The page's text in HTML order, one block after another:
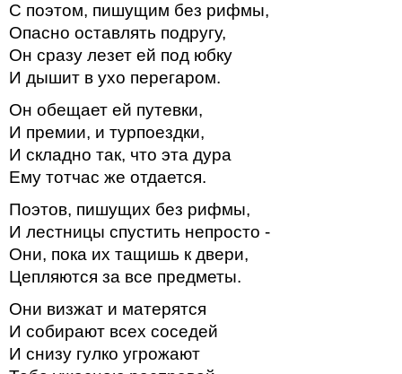
С поэтом, пишущим без рифмы,
Опасно оставлять подругу,
Он сразу лезет ей под юбку
И дышит в ухо перегаром.
Он обещает ей путевки,
И премии, и турпоездки,
И складно так, что эта дура
Ему тотчас же отдается.
Поэтов, пишущих без рифмы,
И лестницы спустить непросто -
Они, пока их тащишь к двери,
Цепляются за все предметы.
Они визжат и матерятся
И собирают всех соседей
И снизу гулко угрожают